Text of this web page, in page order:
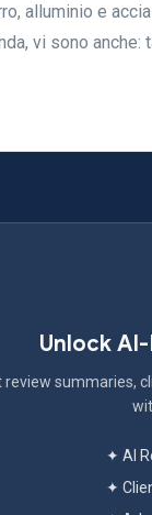
alluminio e
vi sono anche:
Unlock
review summaries,
✦ AI
✦